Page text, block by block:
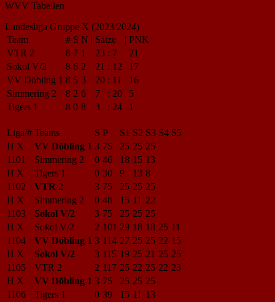
WVV Tabellen
Landesliga Gruppe X (2023/2024)
Team
# S N | Sätze | PNK
VTR 2
8 7 1 23 : 7
21
Sokol V/2
8 6 2 21 : 12
17
VV Döbling 1 8 5 3 20 : 11
16
Simmering 2
8 2 6 7 : 20
5
Tigers 1
8 0 8 3 : 24 1
Liga/# Teams S P S1 S2 S3 S4 S5
H X
VV Döbling 1 3 75 25 25 25
1101
Simmering 2 0 46 18 15 13
H X
Tigers 1 0 30 9 13 8
1102
VTR 2 3 75 25 25 25
H X
Simmering 2 0 48 15 11 22
1103
Sokol V/2 3 75 25 25 25
H X
Sokol V/2 2 101 29 18 18 25 11
1104
VV Döbling 1 3 114 27 25 25 22 15
H X
Sokol V/2 3 115 19 25 21 25 25
1105
VTR 2 2 117 25 22 25 22 23
H X
VV Döbling 1 3 75 25 25 25
1106
Tigers 1 0 39 15 11 13